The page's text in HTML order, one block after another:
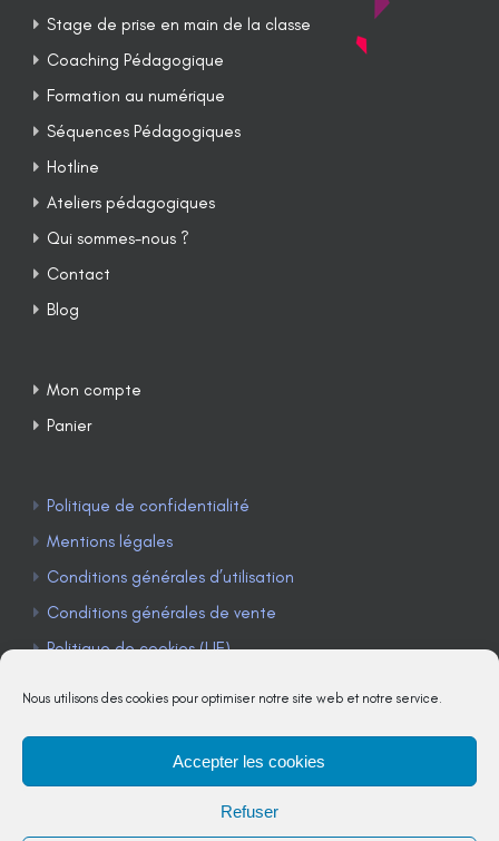
Nous utilisons des cookies pour optimiser notre site web et notre service.
Accepter les cookies
Refuser
Stage de prise en main de la classe
Coaching Pédagogique
Formation au numérique
Séquences Pédagogiques
Hotline
Ateliers pédagogiques
Qui sommes-nous ?
Contact
Blog
Mon compte
Panier
Politique de confidentialité
Mentions légales
Conditions générales d’utilisation
Conditions générales de vente
Politique de cookies (UE)
TÉLÉPHONE : 04 90 85 22 98